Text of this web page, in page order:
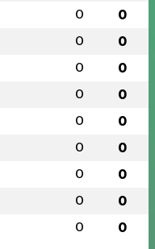
0 0
0 0
0 0
0 0
0 0
0 0
0 0
0 0
0 0